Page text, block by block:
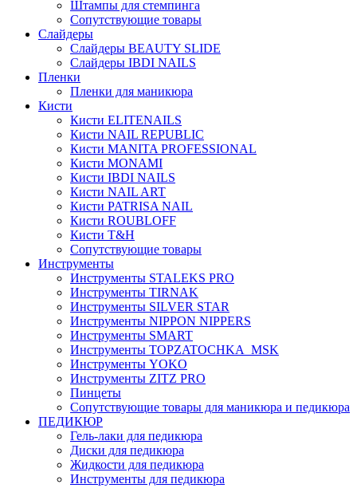
Штампы для стемпинга
Сопутствующие товары
Слайдеры
Слайдеры BEAUTY SLIDE
Слайдеры IBDI NAILS
Пленки
Пленки для маникюра
Кисти
Кисти ELITENAILS
Кисти NAIL REPUBLIC
Кисти MANITA PROFESSIONAL
Кисти MONAMI
Кисти IBDI NAILS
Кисти NAIL ART
Кисти PATRISA NAIL
Кисти ROUBLOFF
Кисти T&H
Сопутствующие товары
Инструменты
Инструменты STALEKS PRO
Инструменты TIRNAK
Инструменты SILVER STAR
Инструменты NIPPON NIPPERS
Инструменты SMART
Инструменты TOPZATOCHKA_MSK
Инструменты YOKO
Инструменты ZITZ PRO
Пинцеты
Сопутствующие товары для маникюра и педикюра
ПЕДИКЮР
Гель-лаки для педикюра
Диски для педикюра
Жидкости для педикюра
Инструменты для педикюра